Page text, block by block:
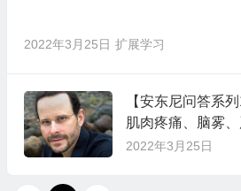
2022年3月25日 扩展学习
【安东尼问答系
肌肉疼痛、脑雾
2022年3月25日